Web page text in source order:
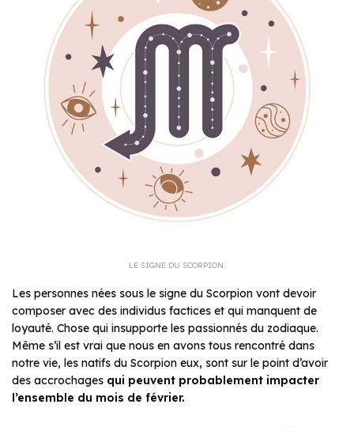
LE SIGNE DU SCORPION.
Les personnes nées sous le signe du Scorpion vont devoir
composer avec des individus factices et qui manquent de
loyauté. Chose qui insupporte les passionnés du zodiaque.
Même s’il est vrai que nous en avons tous rencontré dans
notre vie, les natifs du Scorpion eux, sont sur le point d’avoir
des accrochages qui peuvent probablement impacter
l’ensemble du mois de février.